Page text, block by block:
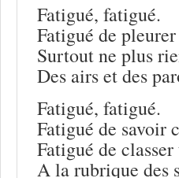
Fatigué, fatigué.
Fatigué de
Surtout ne plus
Des airs et des
Fatigué, fatigué.
Fatigué de savoir
Fatigué de
A la rubrique des